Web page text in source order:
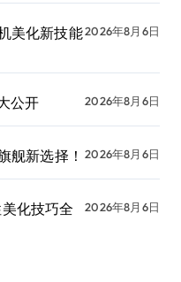
美化新技能2026年8月6日
公开 2026年8月6日
舰新选择！ 2026年8月6日
化技巧全
2026年8月6日